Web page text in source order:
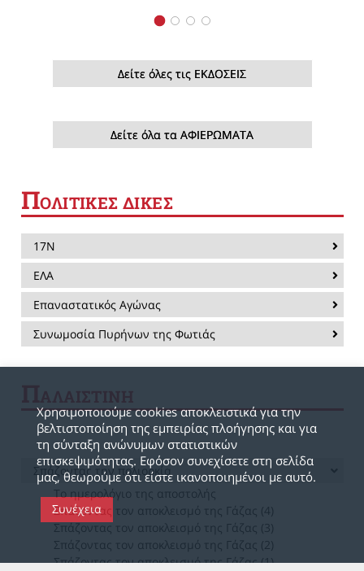
Δείτε όλες τις ΕΚΔΟΣΕΙΣ
Δείτε όλα τα ΑΦΙΕΡΩΜΑΤΑ
ΠΟΛΙΤΙΚΕΣ ΔΙΚΕΣ
17Ν
ΕΛΑ
Επαναστατικός Αγώνας
Συνωμοσία Πυρήνων της Φωτιάς
Σπάζοντας την πολιορκία
Το ημερολόγιο της αποστολής
Σπάζοντας τον αποκλεισμό της Γάζας (4)
Σπάζοντας τον αποκλεισμό της Γάζας (3)
Σπάζοντας τον αποκλεισμό της Γάζας (2)
Σπάζοντας τον αποκλεισμό της Γάζας (1)
Χρησιμοποιούμε cookies αποκλειστικά για την
βελτιστοποίηση της εμπειρίας πλοήγησης και για
τη σύνταξη ανώνυμων στατιστικών
επισκεψιμότητας. Εφόσον συνεχίσετε στη σελίδα
μας, θεωρούμε ότι είστε ικανοποιημένοι με αυτό.
Συνέχεια